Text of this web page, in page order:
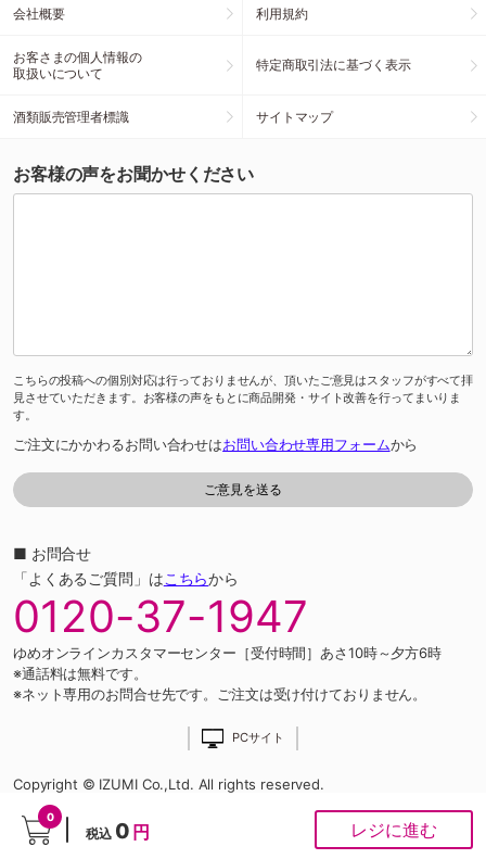
0
税込 0 円 レジに進む
会社概要 利用規約
お客さまの個人情報の
取扱いについて
特定商取引法に基づく表示
酒類販売管理者標識 サイトマップ
お客様の声をお聞かせください
こちらの投稿への個別対応は行っておりませんが、頂いたご意見はスタッフがすべて拝
見させていただきます。お客様の声をもとに商品開発・サイト改善を行ってまいりま
す。
ご注文にかかわるお問い合わせはお問い合わせ専用フォームから
■ お問合せ
「よくあるご質問」はこちらから
0120-37-1947
ゆめオンラインカスタマーセンター［受付時間］あさ10時～夕方6時
※通話料は無料です。
※ネット専用のお問合せ先です。ご注文は受け付けておりません。
PCサイト
Copyright © IZUMI Co.,Ltd. All rights reserved.